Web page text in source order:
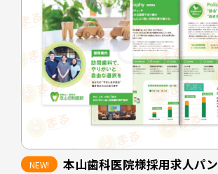
時間の選定をスムーズにし、ホーム
instagramなど情報発信の場も見て
な配置にしています。
担当デザイナー 清長 ＞＞
本山歯科医院様採用求人パ